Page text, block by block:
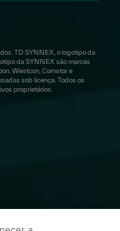
TD SYNNEX, o logotipo da
da SYNNEX são marcas
Westcon, Comstor e
sob licença. Todos os
proprietários.